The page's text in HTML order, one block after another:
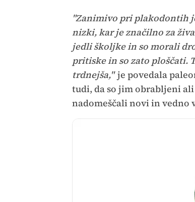
"Zanimivo pri plakodontih
nizki, kar je značilno za
jedli školjke in so morali
pritiske in so zato ploščati.
trdnejša,"je povedala
tudi, da so jim obrabljeni
nadomeščali novi in vedno